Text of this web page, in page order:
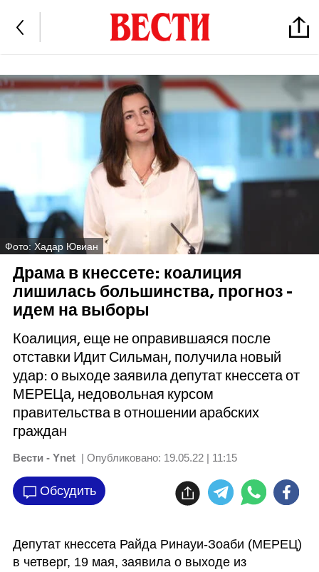
Фото: Хадар Ювиан
Драма в кнессете: коалиция
лишилась большинства, прогноз -
идем на выборы
Коалиция, еще не оправившаяся после
отставки Идит Сильман, получила новый
удар: о выходе заявила депутат кнессета от
МЕРЕЦа, недовольная курсом
правительства в отношении арабских
граждан
Вести - Ynet | Опубликовано: 19.05.22 | 11:15
Обсудить
Депутат кнессета Райда Ринауи-Зоаби (МЕРЕЦ)
в четверг, 19 мая, заявила о выходе из